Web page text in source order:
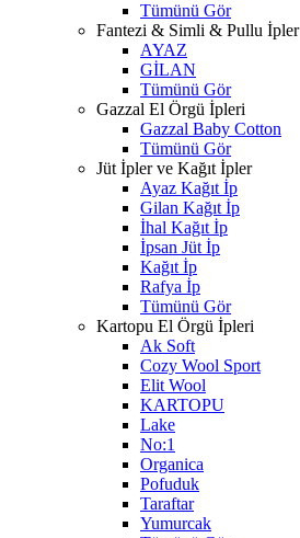
Tümünü Gör
Fantezi & Simli & Pullu İpler
AYAZ
GİLAN
Tümünü Gör
Gazzal El Örgü İpleri
Gazzal Baby Cotton
Tümünü Gör
Jüt İpler ve Kağıt İpler
Ayaz Kağıt İp
Gilan Kağıt İp
İhal Kağıt İp
İpsan Jüt İp
Kağıt İp
Rafya İp
Tümünü Gör
Kartopu El Örgü İpleri
Ak Soft
Cozy Wool Sport
Elit Wool
KARTOPU
Lake
No:1
Organica
Pofuduk
Taraftar
Yumurcak